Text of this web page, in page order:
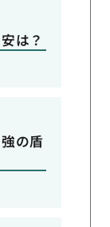
は？
の盾